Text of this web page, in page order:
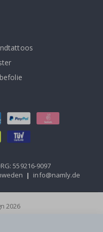
559216-9097
| info@namly.de
2026